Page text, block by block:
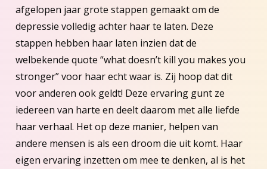
afgelopen jaar grote stappen gemaakt om de
depressie volledig achter haar te laten. Deze
stappen hebben haar laten inzien dat de
welbekende quote “what doesn’t kill you makes you
stronger” voor haar echt waar is. Zij hoop dat dit
voor anderen ook geldt! Deze ervaring gunt ze
iedereen van harte en deelt daarom met alle liefde
haar verhaal. Het op deze manier, helpen van
andere mensen is als een droom die uit komt. Haar
eigen ervaring inzetten om mee te denken, al is het